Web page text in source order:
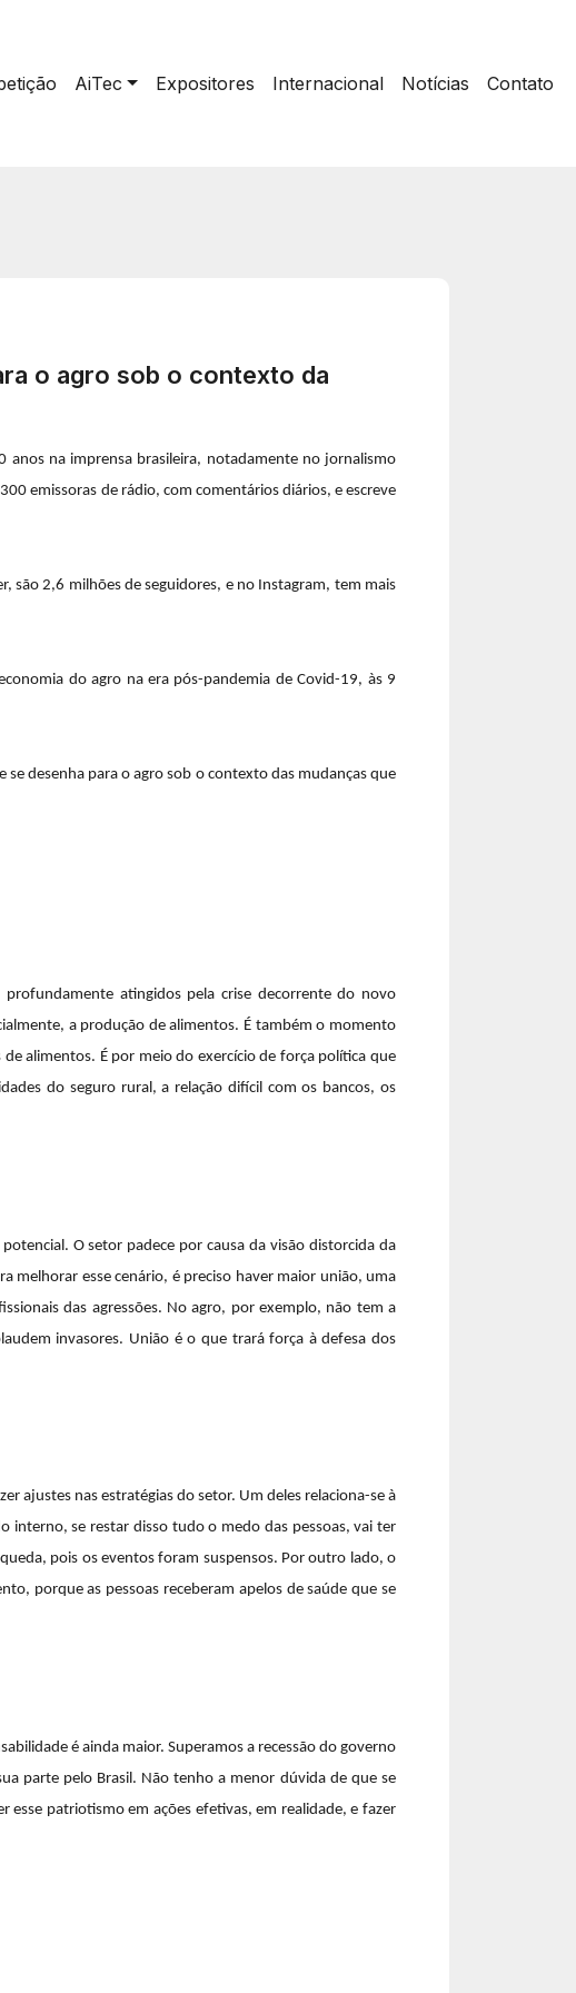
AiTec Expositores Internacional Notícias Contato
o agro sob o contexto da
anos na imprensa brasileira, notadamente no jornalismo
emissoras de rádio, com comentários diários, e escreve
são 2,6 milhões de seguidores, e no Instagram, tem mais
do agro na era pós-pandemia de Covid-19, às 9
se desenha para o agro sob o contexto das mudanças que
atingidos pela crise decorrente do novo
a produção de alimentos. É também o momento
alimentos. É por meio do exercício de força política que
do seguro rural, a relação difícil com os bancos, os
O setor padece por causa da visão distorcida da
melhorar esse cenário, é preciso haver maior união, uma
das agressões. No agro, por exemplo, não tem a
invasores. União é o que trará força à defesa dos
ajustes nas estratégias do setor. Um deles relaciona-se à
interno, se restar disso tudo o medo das pessoas, vai ter
pois os eventos foram suspensos. Por outro lado, o
porque as pessoas receberam apelos de saúde que se
é ainda maior. Superamos a recessão do governo
parte pelo Brasil. Não tenho a menor dúvida de que se
patriotismo em ações efetivas, em realidade, e fazer